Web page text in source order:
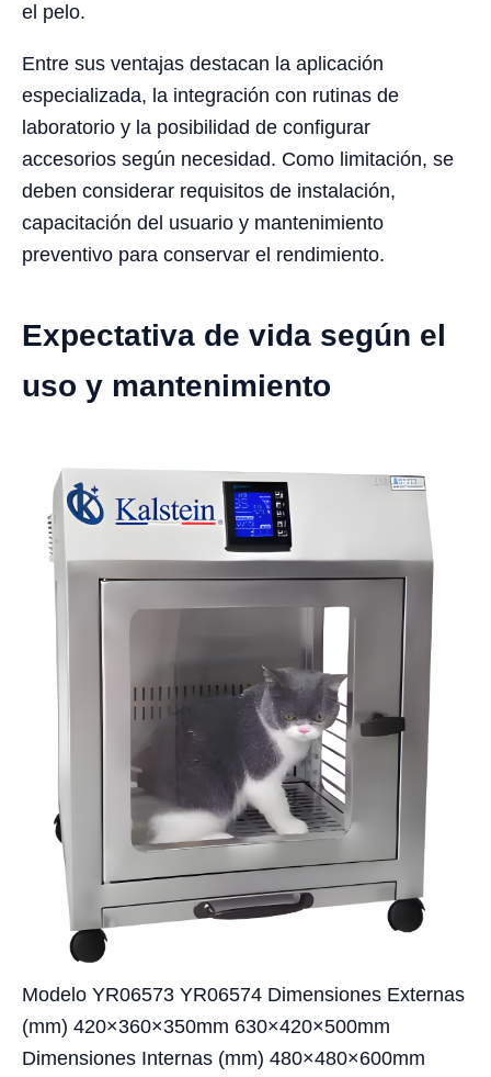
el pelo.
Entre sus ventajas destacan la aplicación
especializada, la integración con rutinas de
laboratorio y la posibilidad de configurar
accesorios según necesidad. Como limitación, se
deben considerar requisitos de instalación,
capacitación del usuario y mantenimiento
preventivo para conservar el rendimiento.
Expectativa de vida según el
uso y mantenimiento
Modelo YR06573 YR06574 Dimensiones Externas
(mm) 420×360×350mm 630×420×500mm
Dimensiones Internas (mm) 480×480×600mm